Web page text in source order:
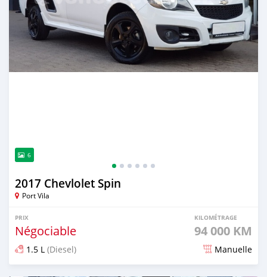
6
2017 Chevlolet Spin
Port Vila
PRIX
Négociable
KILOMÉTRAGE
94 000 KM
1.5 L (Diesel) Manuelle